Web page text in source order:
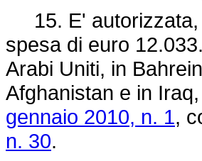
15. E' autorizzata,
spesa di euro
Arabi Uniti, in
Afghanistan e in
gennaio 2010, n. 1,
n. 30.